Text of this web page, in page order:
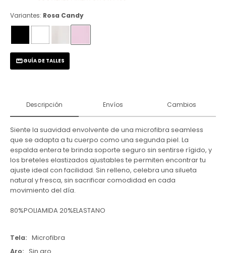
Variantes: Rosa Candy
GUÍA DE TALLES
Descripción Envíos Cambios
Siente la suavidad envolvente de una microfibra seamless
que se adapta a tu cuerpo como una segunda piel. La
espalda entera te brinda soporte seguro sin sentirse rígido, y
los breteles elastizados ajustables te permiten encontrar tu
ajuste ideal con facilidad. Sin relleno, celebra una silueta
natural y fresca, sin sacrificar comodidad en cada
movimiento del día.
80%POLIAMIDA 20%ELASTANO
Tela
Microfibra
Aro
Sin aro